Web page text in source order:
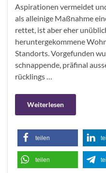
Aspirationen vermeidet
als alleinige Maßnahme
rettet, ist aber eher
heruntergekommene
Standorts. Vorgefunden
schnappende, präfinal
rücklings …
Weiterlesen
teilen
teilen